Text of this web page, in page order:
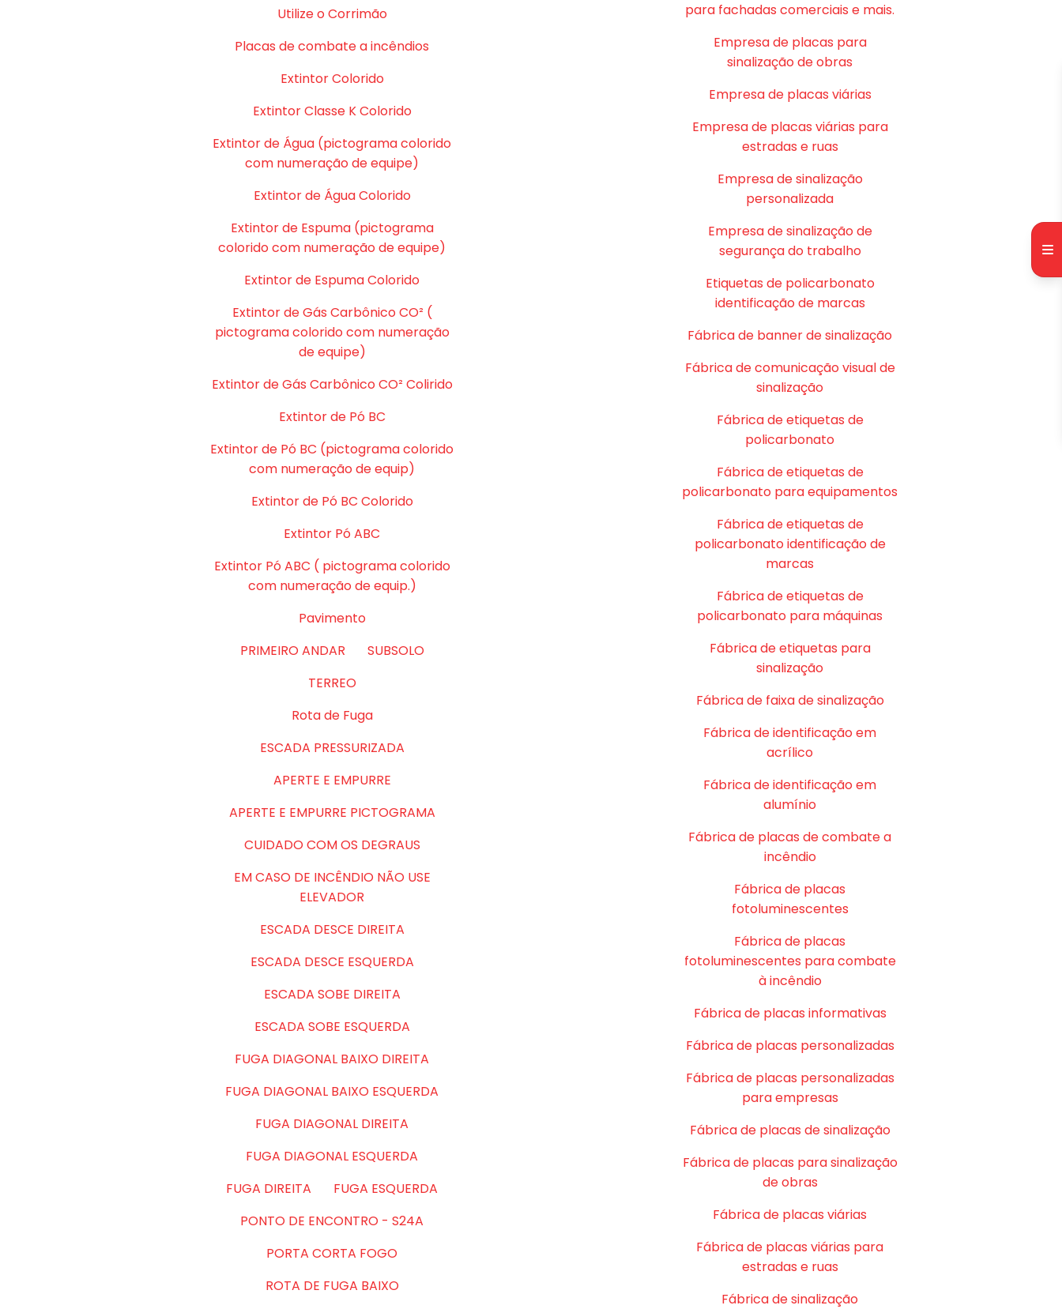
Utilize o Corrimão
Placas de combate a incêndios
Extintor Colorido
Extintor Classe K Colorido
Extintor de Água (pictograma colorido
com numeração de equipe)
Extintor de Água Colorido
Extintor de Espuma (pictograma
colorido com numeração de equipe)
Extintor de Espuma Colorido
Extintor de Gás Carbônico CO² (
pictograma colorido com numeração
de equipe)
Extintor de Gás Carbônico CO² Colirido
Extintor de Pó BC
Extintor de Pó BC (pictograma colorido
com numeração de equip)
Extintor de Pó BC Colorido
Extintor Pó ABC
Extintor Pó ABC ( pictograma colorido
com numeração de equip.)
Pavimento
PRIMEIRO ANDAR
SUBSOLO
TERREO
Rota de Fuga
ESCADA PRESSURIZADA
APERTE E EMPURRE
APERTE E EMPURRE PICTOGRAMA
CUIDADO COM OS DEGRAUS
EM CASO DE INCÊNDIO NÃO USE
ELEVADOR
ESCADA DESCE DIREITA
ESCADA DESCE ESQUERDA
ESCADA SOBE DIREITA
ESCADA SOBE ESQUERDA
FUGA DIAGONAL BAIXO DIREITA
FUGA DIAGONAL BAIXO ESQUERDA
FUGA DIAGONAL DIREITA
FUGA DIAGONAL ESQUERDA
FUGA DIREITA
FUGA ESQUERDA
PONTO DE ENCONTRO - S24A
PORTA CORTA FOGO
ROTA DE FUGA BAIXO
para fachadas comerciais e mais.
Empresa de placas para
sinalização de obras
Empresa de placas viárias
Empresa de placas viárias para
estradas e ruas
Empresa de sinalização
personalizada
Empresa de sinalização de
segurança do trabalho
Etiquetas de policarbonato
identificação de marcas
Fábrica de banner de sinalização
Fábrica de comunicação visual de
sinalização
Fábrica de etiquetas de
policarbonato
Fábrica de etiquetas de
policarbonato para equipamentos
Fábrica de etiquetas de
policarbonato identificação de
marcas
Fábrica de etiquetas de
policarbonato para máquinas
Fábrica de etiquetas para
sinalização
Fábrica de faixa de sinalização
Fábrica de identificação em
acrílico
Fábrica de identificação em
alumínio
Fábrica de placas de combate a
incêndio
Fábrica de placas
fotoluminescentes
Fábrica de placas
fotoluminescentes para combate
à incêndio
Fábrica de placas informativas
Fábrica de placas personalizadas
Fábrica de placas personalizadas
para empresas
Fábrica de placas de sinalização
Fábrica de placas para sinalização
de obras
Fábrica de placas viárias
Fábrica de placas viárias para
estradas e ruas
Fábrica de sinalização